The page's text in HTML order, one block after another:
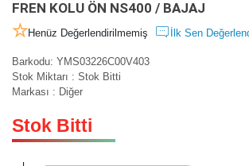
FREN KOLU ÖN NS400 / BAJAJ
Henüz Değerlendirilmemiş İlk Sen
Barkodu: YMS03226C00V403
Stok Miktarı : Stok Bitti
Markası : Diğer
Stok Bitti